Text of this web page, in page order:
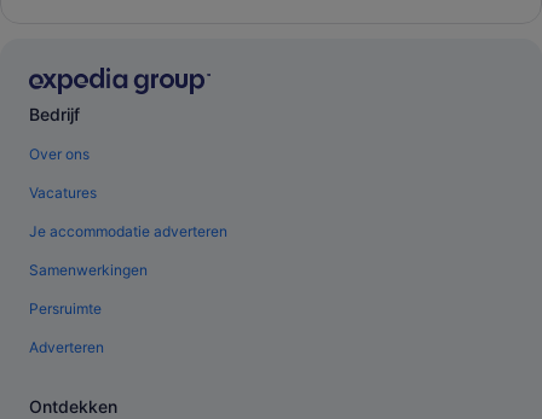
Bedrijf
Over ons
Vacatures
Je accommodatie adverteren
Samenwerkingen
Persruimte
Adverteren
Ontdekken